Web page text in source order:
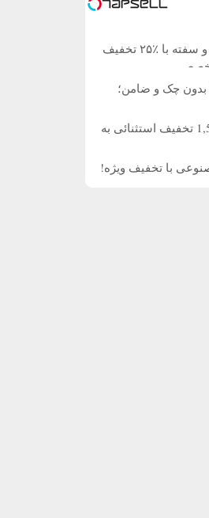
ایمپلنت اقساطی بدون چک و سفته با ٪۲۵ تخفیف
🦷 بدون چک و ضامن؛
گوشی نوکیا 105 با 1,500,000 تخفیف استثنائی به
با تخفیف ویژه!